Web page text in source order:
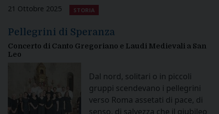
21 Ottobre 2025 STORIA
Pellegrini di Speranza
Concerto di Canto Gregoriano e Laudi Medievali a San
Leo
Dal nord, solitari o in piccoli
gruppi scendevano i pellegrini
verso Roma assetati di pace, di
senso, di salvezza che il giubileo